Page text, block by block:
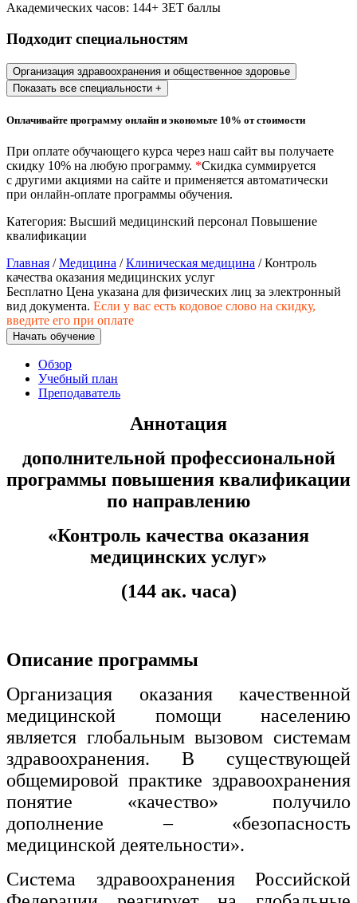
и служащих
История и археология
Техносферная безопасность и
природообустройство
Экологическая безопасность в
промышленности
Управление охраной труда.
Техносферная безопасность
Допуски
Безопасность труда
Экономика и управление
Управление производством
общественного питания в
организации
Управление административно-
Техника-технологии
Техника и технологии наземного
транспорта
Техника и технологии строительства
Ядерная энергетика и технологии
Физкультура и спорт
Сервис и туризм
Академических часов: 144+ ЗЕТ баллы
Подходит специальностям
Организация здравоохранения и общественное здоровье
Показать все специальности +
Оплачивайте программу онлайн и экономьте 10% от стоимости
При оплате обучающего курса через наш сайт вы получаете
скидку 10% на любую программу. *Скидка суммируется
с другими акциями на сайте и применяется автоматически
при онлайн-оплате программы обучения.
Категория: Высший медицинский персонал Повышение
квалификации
Главная /Медицина /Клиническая медицина / Контроль
качества оказания медицинских услуг
Бесплатно Цена указана для физических лиц за электронный
вид документа. Если у вас есть кодовое слово на скидку,
введите его при оплате
Начать обучение
Обзор
Учебный план
Преподаватель
Аннотация
дополнительной профессиональной
программы повышения квалификации
по направлению
«Контроль качества оказания
медицинских услуг»
(144 ак. часа)
Описание программы
Организация оказания качественной
медицинской помощи населению
является глобальным вызовом системам
здравоохранения. В существующей
общемировой практике здравоохранения
понятие «качество» получило
дополнение – «безопасность
медицинской деятельности».
Система здравоохранения Российской